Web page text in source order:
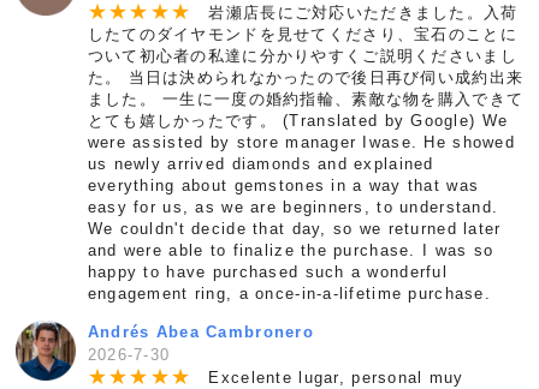
★★★ ★★
岩瀬店長にご対応いただきました。入荷
したてのダイヤモンドを見せてくださり、宝石のことに
ついて初心者の私達に分かりやすくご説明くださいまし
た。 当日は決められなかったので後日再び伺い成約出来
ました。 一生に一度の婚約指輪、素敵な物を購入できて
とても嬉しかったです。 (Translated by Google) We
were assisted by store manager Iwase. He showed
us newly arrived diamonds and explained
everything about gemstones in a way that was
easy for us, as we are beginners, to understand.
We couldn't decide that day, so we returned later
and were able to finalize the purchase. I was so
happy to have purchased such a wonderful
engagement ring, a once-in-a-lifetime purchase.
Andrés Abea Cambronero
2026-7-30
★★★ ★★
Excelente lugar, personal muy